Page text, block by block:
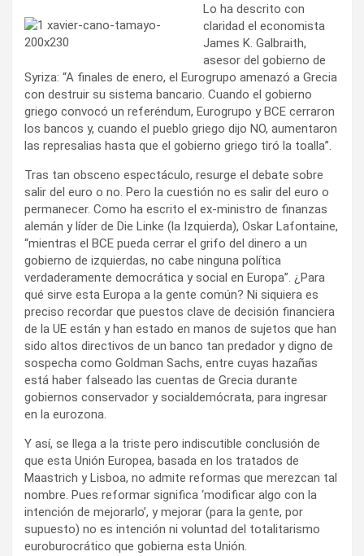
Lo ha descrito con
claridad el economista
James K. Galbraith,
asesor del gobierno de
Syriza: “A finales de enero, el Eurogrupo amenazó a Grecia
con destruir su sistema bancario. Cuando el gobierno
griego convocó un referéndum, Eurogrupo y BCE cerraron
los bancos y, cuando el pueblo griego dijo NO, aumentaron
las represalias hasta que el gobierno griego tiró la toalla”.
Tras tan obsceno espectáculo, resurge el debate sobre
salir del euro o no. Pero la cuestión no es salir del euro o
permanecer. Como ha escrito el ex-ministro de finanzas
alemán y líder de Die Linke (la Izquierda), Oskar Lafontaine,
“mientras el BCE pueda cerrar el grifo del dinero a un
gobierno de izquierdas, no cabe ninguna política
verdaderamente democrática y social en Europa”. ¿Para
qué sirve esta Europa a la gente común? Ni siquiera es
preciso recordar que puestos clave de decisión financiera
de la UE están y han estado en manos de sujetos que han
sido altos directivos de un banco tan predador y digno de
sospecha como Goldman Sachs, entre cuyas hazañas
está haber falseado las cuentas de Grecia durante
gobiernos conservador y socialdemócrata, para ingresar
en la eurozona.
Y así, se llega a la triste pero indiscutible conclusión de
que esta Unión Europea, basada en los tratados de
Maastrich y Lisboa, no admite reformas que merezcan tal
nombre. Pues reformar significa ‘modificar algo con la
intención de mejorarlo’, y mejorar (para la gente, por
supuesto) no es intención ni voluntad del totalitarismo
euroburocrático que gobierna esta Unión.